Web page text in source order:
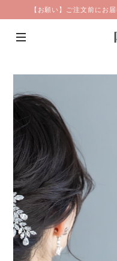
【お願い】ご注文前にお